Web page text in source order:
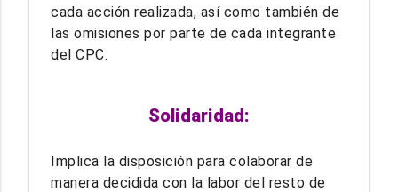
cada acción realizada, así como también de
las omisiones por parte de cada integrante
del CPC.
Solidaridad:
Implica la disposición para colaborar de
manera decidida con la labor del resto de